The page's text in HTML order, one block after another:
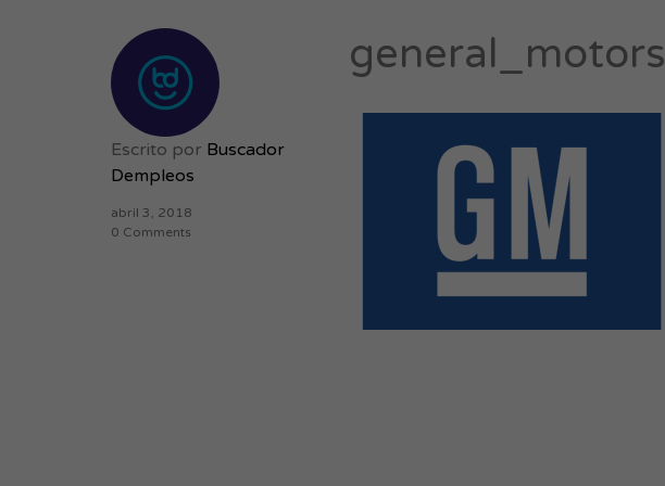
Escrito por Buscador
Dempleos
abril 3, 2018
0 Comments
general_motors